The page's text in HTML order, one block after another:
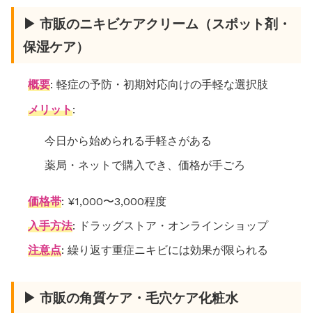
▶ 市販のニキビケアクリーム（スポット剤・
保湿ケア）
概要: 軽症の予防・初期対応向けの手軽な選択肢
メリット:
今日から始められる手軽さがある
薬局・ネットで購入でき、価格が手ごろ
価格帯: ¥1,000〜3,000程度
入手方法: ドラッグストア・オンラインショップ
注意点: 繰り返す重症ニキビには効果が限られる
▶ 市販の角質ケア・毛穴ケア化粧水